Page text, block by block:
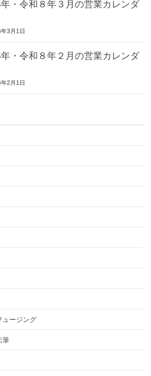
・令和８年３月の営業カレンダ
3月1日
・令和８年２月の営業カレンダ
2月1日
ュージング
筆